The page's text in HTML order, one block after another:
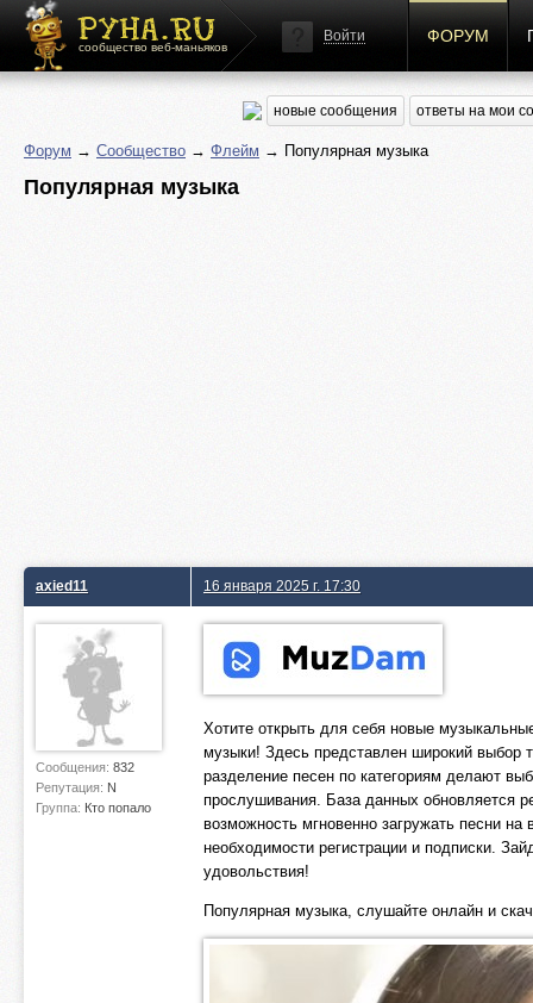
сообщество веб-маньяков
Войти ФОРУМ
новые сообщения ответы на мои
Форум → Сообщество → Флейм → Популярная музыка
Популярная музыка
axied11
Сообщения: 832
Репутация: N
Группа: Кто попало
16 января 2025 г. 17:30
Хотите открыть для себя новые
музыки! Здесь представлен широкий выбор
разделение песен по категориям делают
прослушивания. База данных обновляется
возможность мгновенно загружать песни
необходимости регистрации и подписки.
удовольствия!
Популярная музыка, слушайте онлайн и